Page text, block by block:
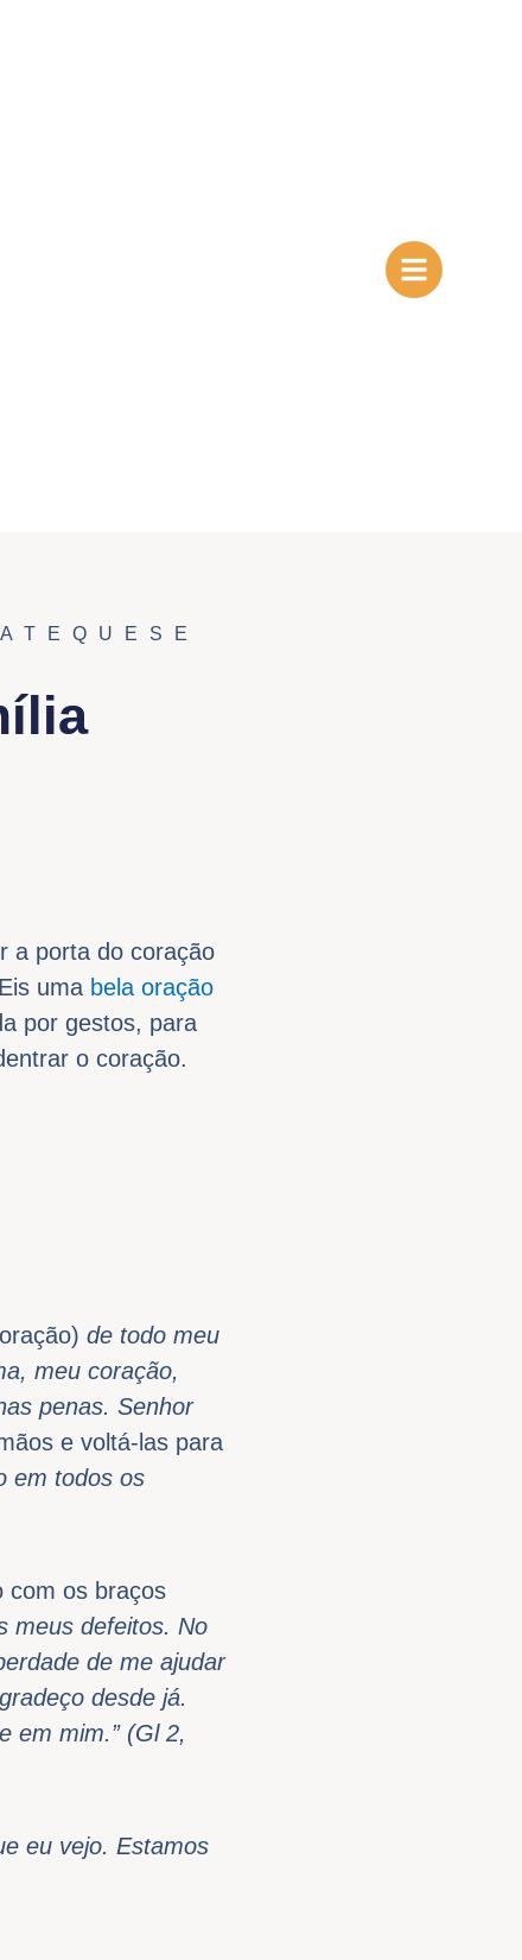
a porta do coração
uma bela oração
por gestos, para
o coração.
de todo meu
meu coração,
penas. Senhor
e voltá-las para
em todos os
com os braços
meus defeitos. No
de me ajudar
desde já.
em mim.” (Gl 2,
eu vejo. Estamos